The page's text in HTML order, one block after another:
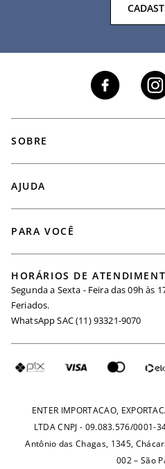
SOBRE
Seja um Revendedor
Igualdade Salarial
Requisição de Dados
AJUDA
Minha Conta
Trocas
Fretes e Tarifas
PARA VOCÊ
Maternidade
Seja um Afiliado
HORÁRIOS DE
Segunda a Sexta - Feira das 09h às
Feriados.
WhatsApp SAC (11) 93321-9070
ENTER IMPORTACAO,
LTDA CNPJ - 09.083.576/0001-
Antônio das Chagas, 1345,
002 – São